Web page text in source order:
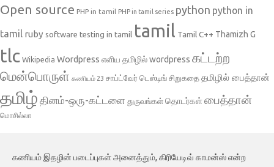
Open source PHP in tamil PHP in tamil series python python in
tamil ruby software testing in tamil tamil Tamil C++ Thamizh G
tlc Wikipedia Wordpress எளிய தமிழில் wordpress கட்டற்ற
மென்பொருள் கணியம் 23 சாப்ட்வேர் டெஸ்டிங் சிறுகதை தமிழில் பைத்தான்
தமிழ் தினம்-ஒரு-கட்டளை துருவங்கள் தொடர்கள்பைத்தான்
மொசில்லா
கணியம் இதழின் படைப்புகள் அனைத்தும், கிரியேடிவ் காமன்ஸ் என்ற